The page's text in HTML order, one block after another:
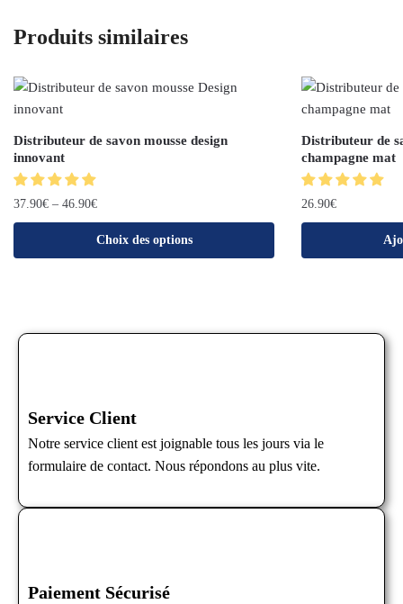
Produits similaires
Distributeur de savon mousse design
innovant
37.90€ – 46.90€
Choix des options
Distributeur de
champagne mat
26.90€
Service Client
Notre service client est joignable tous les jours via le
formulaire de contact. Nous répondons au plus vite.
Paiement Sécurisé